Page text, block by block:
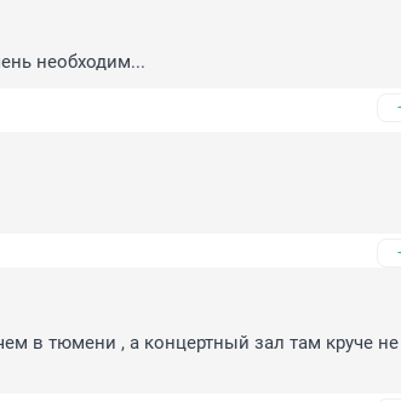
необходим...
в тюмени , а концертный зал там круче